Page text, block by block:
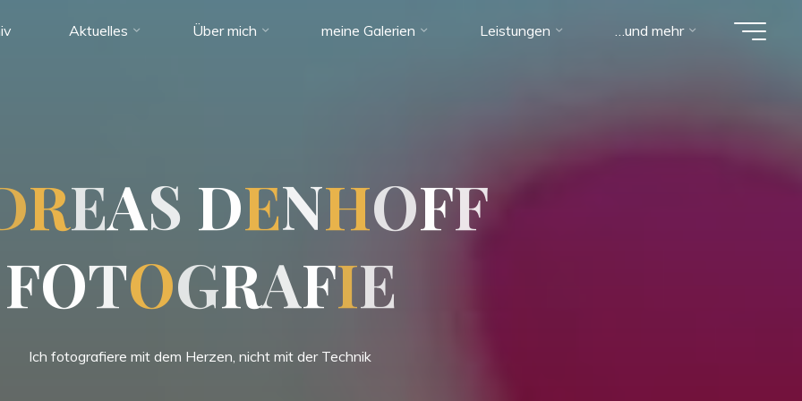
Aktuelles Über mich meine Galerien Leistungen …und mehr
REAS DENHOFF
FOTOGRAFIE
Ich fotografiere mit dem Herzen, nicht mit der Technik